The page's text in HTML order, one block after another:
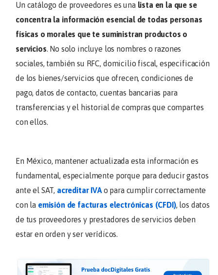
Un catálogo de proveedores es unalista en la que se
concentra la información esencial de todas personas
físicas o morales que te suministran productos o
servicios. No solo incluye los nombres o razones
sociales, también su RFC, domicilio fiscal, especificación
de los bienes/servicios que ofrecen, condiciones de
pago, datos de contacto, cuentas bancarias para
transferencias y el historial de compras que compartes
con ellos.
En México, mantener actualizada esta información es
fundamental, especialmente porque para deducir gastos
ante el SAT, acreditar IVAo para cumplir correctamente
con la emisión de facturas electrónicas (CFDI), los datos
de tus proveedores y prestadores de servicios deben
estar en orden y ser verídicos.